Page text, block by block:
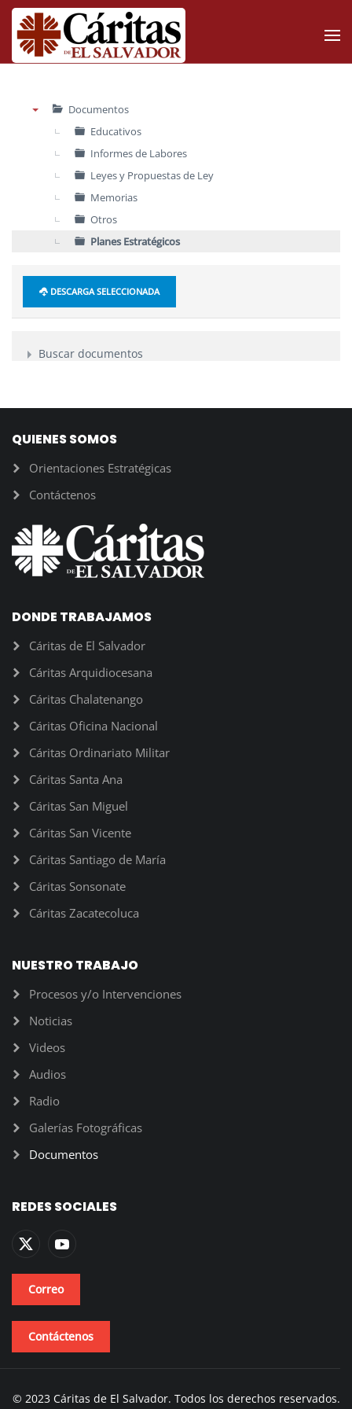
Skip to main content
Documentos
Educativos
Informes de Labores
Leyes y Propuestas de Ley
Memorias
Otros
Planes Estratégicos
DESCARGA SELECCIONADA
Buscar documentos
QUIENES SOMOS
Orientaciones Estratégicas
Contáctenos
DONDE TRABAJAMOS
Cáritas de El Salvador
Cáritas Arquidiocesana
Cáritas Chalatenango
Cáritas Oficina Nacional
Cáritas Ordinariato Militar
Cáritas Santa Ana
Cáritas San Miguel
Cáritas San Vicente
Cáritas Santiago de María
Cáritas Sonsonate
Cáritas Zacatecoluca
NUESTRO TRABAJO
Procesos y/o Intervenciones
Noticias
Videos
Audios
Radio
Galerías Fotográficas
Documentos
REDES SOCIALES
Correo
Contáctenos
© 2023 Cáritas de El Salvador. Todos los derechos reservados.